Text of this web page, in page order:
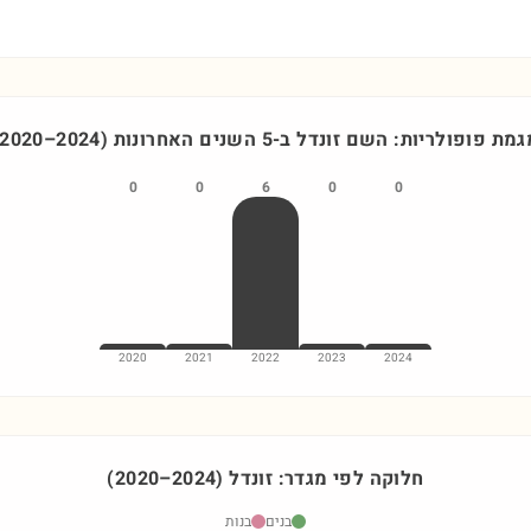
פופולריות: השם זונדלב-5 השנים האחרונות 2020–2024)
0
2024
0
2023
6
2022
0
2021
0
2020
חלוקה לפי מגדר: זונדל (2020–2024)
בנים בנות